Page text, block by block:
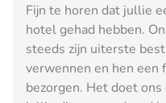
Fijn te horen dat jullie
hotel gehad hebben.
steeds zijn uiterste
verwennen en hen een
bezorgen. Het doet